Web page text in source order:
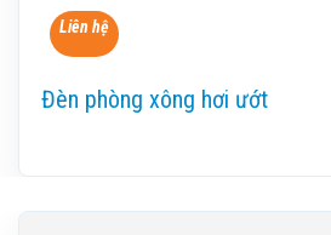
Liên hệ
Đèn phòng xông hơi ướt